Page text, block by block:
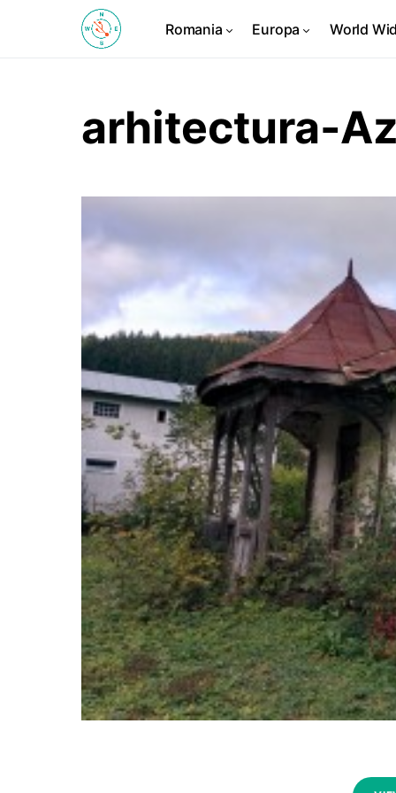
Romania Europa World
arhitectura-